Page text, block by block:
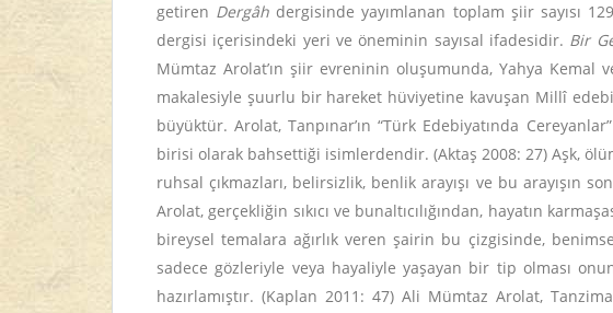
getiren Dergâh dergisinde yayımlanan toplam şiir sayısı
dergisi içerisindeki yeri ve öneminin sayısal ifadesidir. Bir
Mümtaz Arolat’ın şiir evreninin oluşumunda, Yahya Kemal
makalesiyle şuurlu bir hareket hüviyetine kavuşan Millî
büyüktür. Arolat, Tanpınar’ın “Türk Edebiyatında
birisi olarak bahsettiği isimlerdendir. (Aktaş 2008: 27) Aşk,
ruhsal çıkmazları, belirsizlik, benlik arayışı ve bu arayışın
Arolat, gerçekliğin sıkıcı ve bunaltıcılığından, hayatın
bireysel temalara ağırlık veren şairin bu çizgisinde,
sadece gözleriyle veya hayaliyle yaşayan bir tip olması
hazırlamıştır. (Kaplan 2011: 47) Ali Mümtaz Arolat,